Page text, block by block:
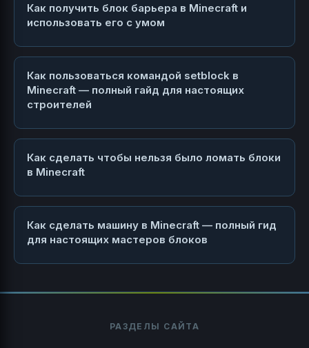
Как получить блок барьера в Minecraft и
использовать его с умом
Как пользоваться командой setblock в
Minecraft — полный гайд для настоящих
строителей
Как сделать чтобы нельзя было ломать блоки
в Minecraft
Как сделать машину в Minecraft — полный гид
для настоящих мастеров блоков
РАЗДЕЛЫ САЙТА